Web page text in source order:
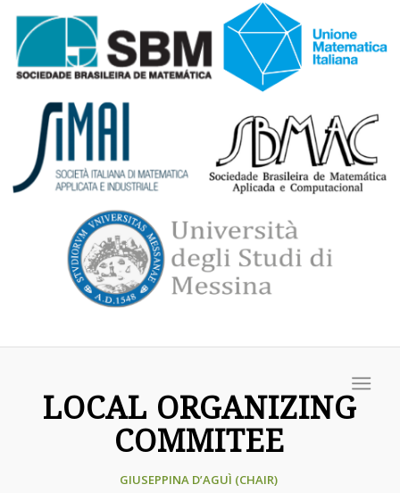
LOCAL ORGANIZING
COMMITEE
GIUSEPPINA D’AGUÌ (CHAIR)